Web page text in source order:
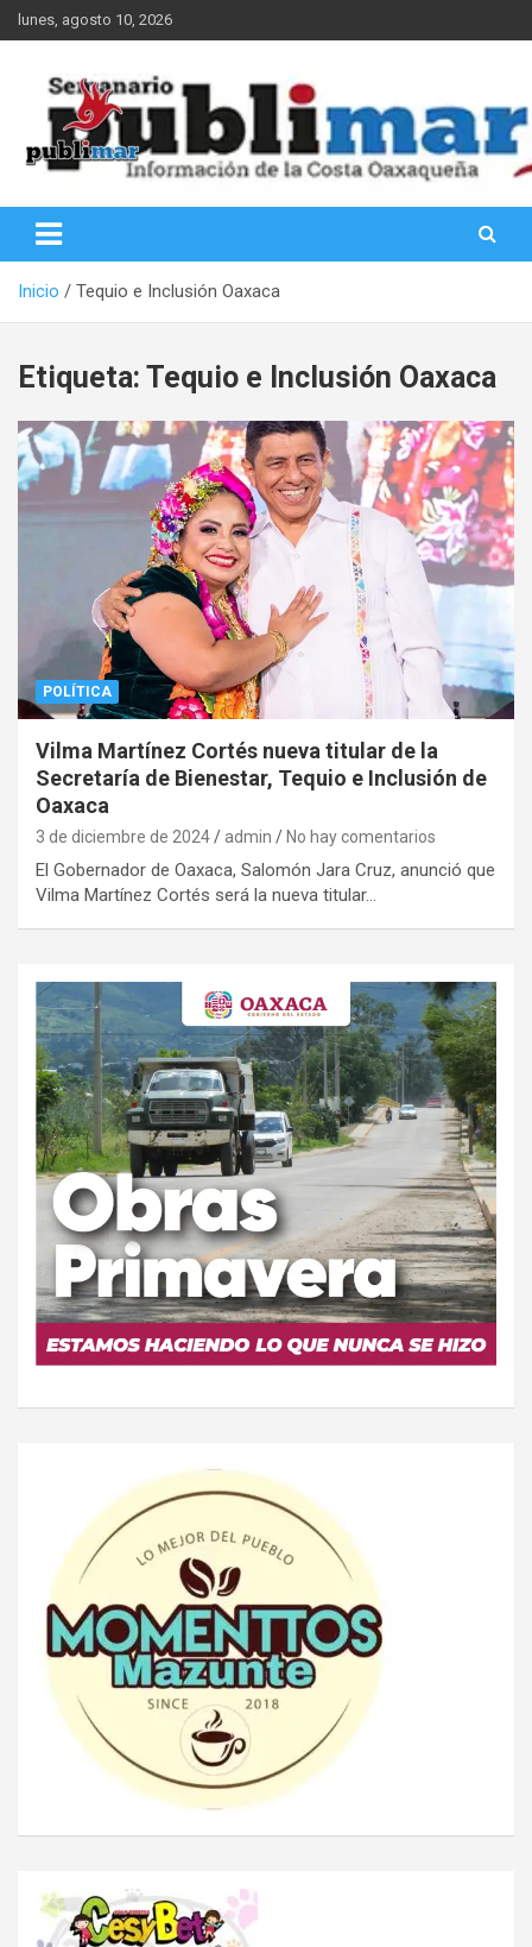
Saltar
al
lunes, agosto 10, 2026
PubliMar
Inicio Tequio e Inclusión Oaxaca
Etiqueta: Tequio e Inclusión Oaxaca
POLÍTICA
Vilma Martínez Cortés nueva titular de la
Secretaría de Bienestar, Tequio e Inclusión de
Oaxaca
3 de diciembre de 2024 admin No hay comentarios
El Gobernador de Oaxaca, Salomón Jara Cruz, anunció que
Vilma Martínez Cortés será la nueva titular…